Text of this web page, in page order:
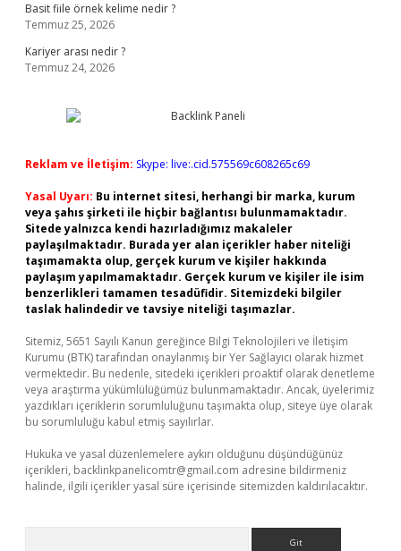
Basit fiile örnek kelime nedir ?
Temmuz 25, 2026
Kariyer arası nedir ?
Temmuz 24, 2026
Reklam ve İletişim: Skype: live:.cid.575569c608265c69
Yasal Uyarı: Bu internet sitesi, herhangi bir marka, kurum
veya şahıs şirketi ile hiçbir bağlantısı bulunmamaktadır.
Sitede yalnızca kendi hazırladığımız makaleler
paylaşılmaktadır. Burada yer alan içerikler haber niteliği
taşımamakta olup, gerçek kurum ve kişiler hakkında
paylaşım yapılmamaktadır. Gerçek kurum ve kişiler ile isim
benzerlikleri tamamen tesadüfidir. Sitemizdeki bilgiler
taslak halindedir ve tavsiye niteliği taşımazlar.
Sitemiz, 5651 Sayılı Kanun gereğince Bilgi Teknolojileri ve İletişim
Kurumu (BTK) tarafından onaylanmış bir Yer Sağlayıcı olarak hizmet
vermektedir. Bu nedenle, sitedeki içerikleri proaktif olarak denetleme
veya araştırma yükümlülüğümüz bulunmamaktadır. Ancak, üyelerimiz
yazdıkları içeriklerin sorumluluğunu taşımakta olup, siteye üye olarak
bu sorumluluğu kabul etmiş sayılırlar.
Hukuka ve yasal düzenlemelere aykırı olduğunu düşündüğünüz
içerikleri, backlinkpanelicomtr@gmail.com adresine bildirmeniz
halinde, ilgili içerikler yasal süre içerisinde sitemizden kaldırılacaktır.